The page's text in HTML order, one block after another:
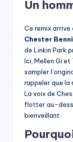
Un
Ce remix arrive
Chester
de Linkin Park
Ici, Mellen Gi
sampler
rappeler que la
La voix de
flotter au-
bienveillant.